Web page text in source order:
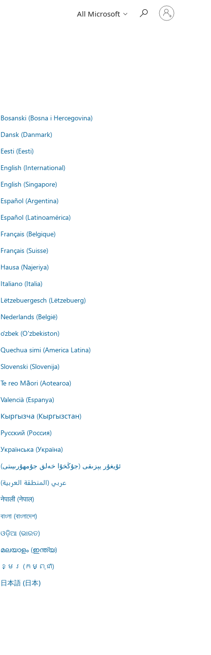
All Microsoft
Sign
in
Bosanski (Bosna i Hercegovina)
Dansk (Danmark)
Eesti (Eesti)
English (International)
English (Singapore)
Español (Argentina)
Español (Latinoamérica)
Français (Belgique)
Français (Suisse)
Hausa (Najeriya)
Italiano (Italia)
Lëtzebuergesch (Lëtzebuerg)
Nederlands (België)
o'zbek (O'zbekiston)
Quechua simi (America Latina)
Slovenski (Slovenija)
Te reo Māori (Aotearoa)
Valencià (Espanya)
Кыргызча (Кыргызстан)
Русский (Россия)
Українська (Україна)
ئۇيغۇر يېزىقى (جۇڭخۇا خەلق جۇمھۇرىيىتى)
عربي (المنطقة العربية)
नेपाली (नेपाल)
বাংলা (বাংলাদেশ)
ଓଡ଼ିଆ (ଭାରତ)
മലയാളം (ഇന്ത്യ)
ខ្មែរ (កម្ពុជា)
日本語 (日本)